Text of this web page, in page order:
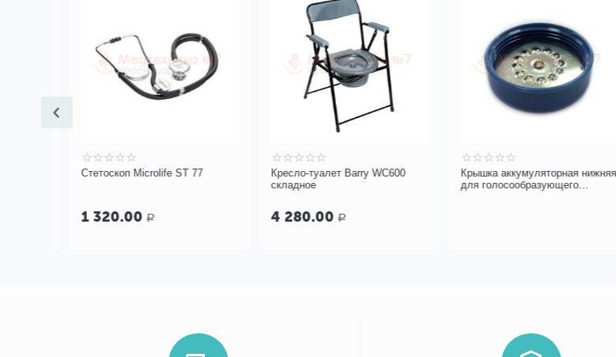
Стетоскоп Microlife ST 77
1 320.00 Р
Кресло-туалет Barry WC600
складное
4 280.00 Р
Крышка аккумуляторная нижняя
для голосообразующего